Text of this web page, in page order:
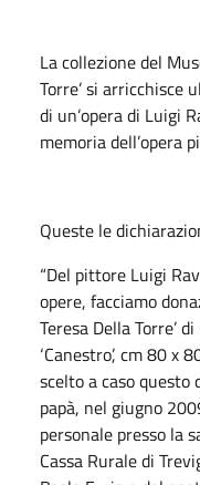
La collezione del
Torre’ si arricchisce
di un’opera di Luigi
memoria dell’opera
Queste le
“Del pittore Luigi
opere, facciamo
Teresa Della Torre’
‘Canestro’, cm 80 x
scelto a caso questo
papà, nel giugno
personale presso la
Cassa Rurale di